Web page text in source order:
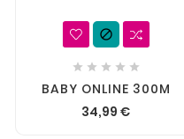

    
BABY ONLINE 300M
34,99 €